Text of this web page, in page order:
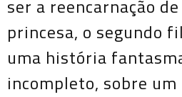
ser a reencarnação
princesa, o segundo
uma história
incompleto, sobre um